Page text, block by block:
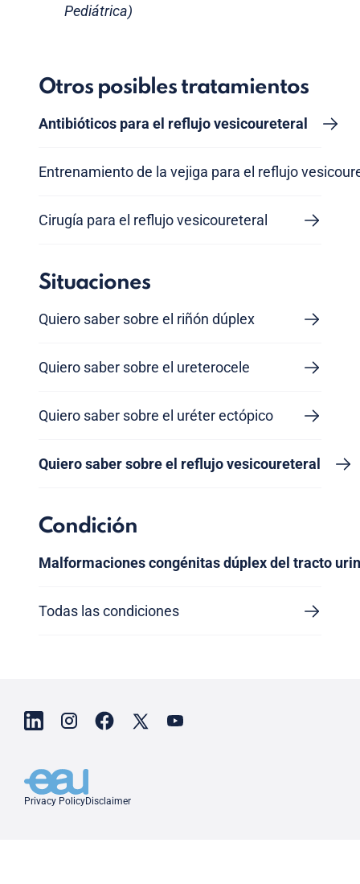
Pediátrica)
Otros posibles tratamientos
Antibióticos para el reflujo vesicoureteral
Entrenamiento de la vejiga para el reflujo
Cirugía para el reflujo vesicoureteral
Situaciones
Quiero saber sobre el riñón dúplex
Quiero saber sobre el ureterocele
Quiero saber sobre el uréter ectópico
Quiero saber sobre el reflujo vesicoureteral
Condición
Malformaciones congénitas dúplex del tracto
Todas las condiciones
Privacy PolicyDisclaimer